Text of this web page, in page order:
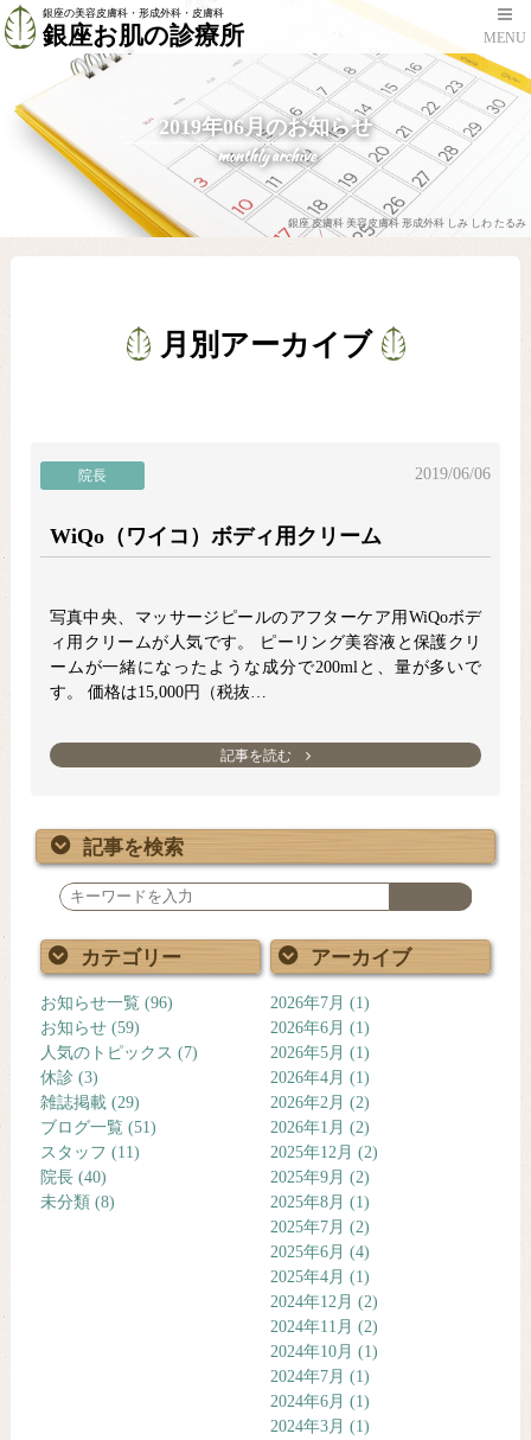
銀座 皮膚科 美容皮膚科 形成外科 しみ しわ たるみ
MENU
銀座の美容皮膚科・形成外科・皮膚科
銀座お肌の診療所
2019年06月のお知らせ
monthly archive
月別アーカイブ
WiQo（ワイコ）ボディ用クリーム
院長 2019/06/06
写真中央、マッサージピールのアフターケア用WiQoボデ
ィ用クリームが人気です。 ピーリング美容液と保護クリ
ームが一緒になったような成分で200mlと、量が多いで
す。 価格は15,000円（税抜…
記事を読む
記事を検索
カテゴリー
お知らせ一覧(96)
お知らせ(59)
人気のトピックス (7)
休診(3)
雑誌掲載 (29)
ブログ一覧(51)
スタッフ (11)
院長(40)
未分類(8)
アーカイブ
2026年7月 (1)
2026年6月 (1)
2026年5月 (1)
2026年4月 (1)
2026年2月 (2)
2026年1月 (2)
2025年12月 (2)
2025年9月 (2)
2025年8月 (1)
2025年7月 (2)
2025年6月 (4)
2025年4月 (1)
2024年12月 (2)
2024年11月 (2)
2024年10月 (1)
2024年7月 (1)
2024年6月 (1)
2024年3月 (1)